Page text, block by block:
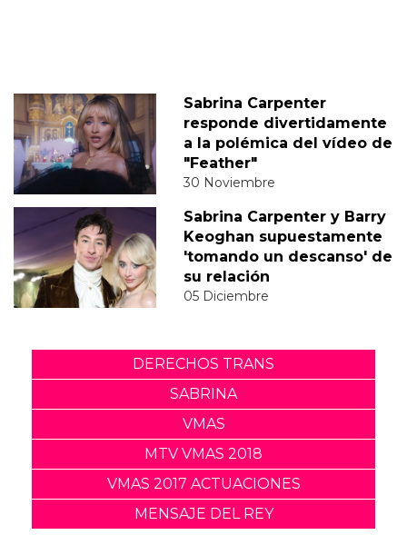
Sabrina Carpenter
responde divertidamente
a la polémica del vídeo de
"Feather"
30 Noviembre
Sabrina Carpenter y Barry
Keoghan supuestamente
'tomando un descanso' de
su relación
05 Diciembre
DERECHOS TRANS
SABRINA
VMAS
MTV VMAS 2018
VMAS 2017 ACTUACIONES
MENSAJE DEL REY